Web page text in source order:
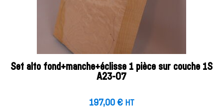
Set alto fond+manche+éclisse 1 pièce sur couche 1S
A23-07
197,00 € HT